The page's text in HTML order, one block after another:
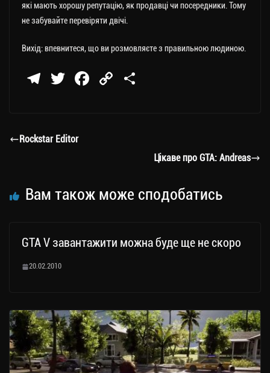
які мають хорошу репутацію, як продавці чи посередники. Тому
не забувайте перевіряти двічі.
Вихід: впевнитеся, що ви розмовляєте з правильною людиною.
Te
a
T
er
Fa
C
ти
Rockstar Editor
Цікаве про GTA: Andreas
Вам також може сподобатись
GTA V завантажити можна буде ще не скоро
20.02.2010